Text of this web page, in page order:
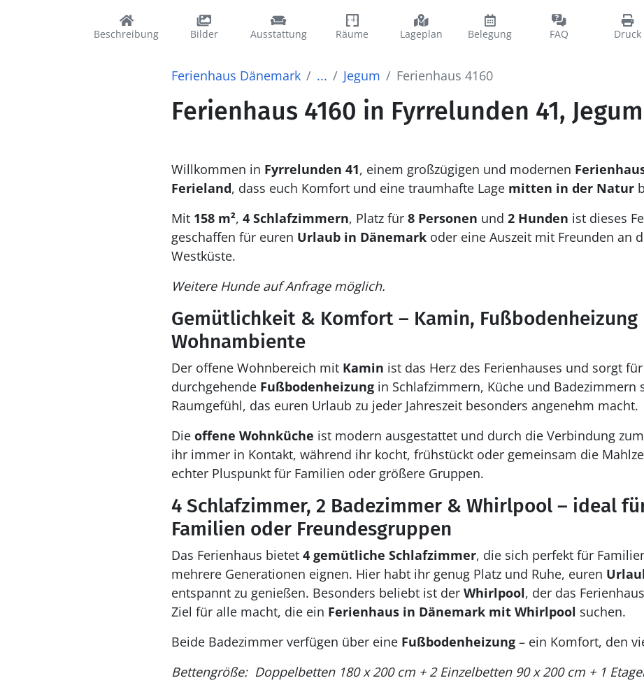
Beschreibung Bilder Ausstattung Räume Lageplan Belegung FAQ Druck
Ferienhaus Dänemark ... Jegum Ferienhaus 4160
Ferienhaus 4160 in Fyrrelunden 41, Jegum
Willkommen in Fyrrelunden 41, einem großzügigen und modernen
Ferieland, dass euch Komfort und eine traumhafte Lage mitten in der Natur
Mit 158 m², 4 Schlafzimmern, Platz für 8 Personen und 2 Hunden ist dieses
geschaffen für euren Urlaub in Dänemarkoder eine Auszeit mit Freunden an
Westküste.
Weitere Hunde auf Anfrage möglich.
Gemütlichkeit & Komfort – Kamin, Fußbodenheizung
Wohnambiente
Der offene Wohnbereich mit Kamin ist das Herz des Ferienhauses und sorgt
durchgehende Fußbodenheizungin Schlafzimmern, Küche und Badezimmern
Raumgefühl, das euren Urlaub zu jeder Jahreszeit besonders angenehm macht.
Die offene Wohnküche ist modern ausgestattet und durch die Verbindung
ihr immer in Kontakt, während ihr kocht, frühstückt oder gemeinsam die
echter Pluspunkt für Familien oder größere Gruppen.
4 Schlafzimmer, 2 Badezimmer & Whirlpool – ideal
Familien oder Freundesgruppen
Das Ferienhaus bietet 4 gemütliche Schlafzimmer, die sich perfekt für
mehrere Generationen eignen. Hier habt ihr genug Platz und Ruhe, euren
entspannt zu genießen. Besonders beliebt ist der Whirlpool, der das
Ziel für alle macht, die ein Ferienhaus in Dänemark mit Whirlpool suchen.
Beide Badezimmer verfügen über eine Fußbodenheizung– ein Komfort, den
Bettengröße: Doppelbetten 180 x 200 cm + 2 Einzelbetten 90 x 200 cm + 1